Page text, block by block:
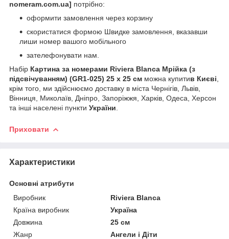
nomeram.com.ua] потрібно:
оформити замовлення через корзину
скористатися формою Швидке замовлення, вказавши
лиши номер вашого мобільного
зателефонувати нам.
Набір Картина за номерами Riviera Blanca Мрійка (з
підсвічуванням) (GR1-025) 25 х 25 см можна купитив Києві
крім того, ми здійснюємо доставку в міста Чернігів, Львів,
Вінниця, Миколаїв, Дніпро, Запоріжжя, Харків, Одеса, Херсон
та інші населені пункти України
Приховати
Характеристики
Основні атрибути
Виробник
Riviera Blanca
Країна виробник
Україна
Довжина
25 см
Жанр
Ангели і Діти